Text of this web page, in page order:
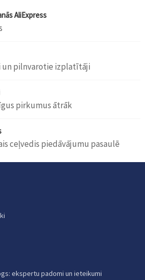
AliExpress
un pilnvarotie izplatītāji
pirkumus ātrāk
ceļvedis piedāvājumu pasaulē
ekspertu padomi un ieteikumi